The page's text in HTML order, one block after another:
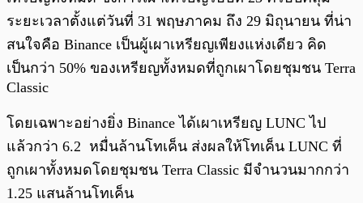
ระยะเวลาตั้งแต่วันที่ 31 พฤษภาคม ถึง 29 มิถุนายน ที่น่า
สนใจคือ Binance เป็นผู้เผาเหรียญเพียงแห่งเดียว คิด
เป็นกว่า 50% ของเหรียญทั้งหมดที่ถูกเผาโดยชุมชน Terra
Classic
โดยเฉพาะอย่างยิ่ง Binance ได้เผาเหรียญ LUNC ไป
แล้วกว่า 6.2 หมื่นล้านโทเค็น ส่งผลให้โทเค็น LUNC ที่
ถูกเผาทั้งหมดโดยชุมชน Terra Classic มีจำนวนมากกว่า
1.25 แสนล้านโทเค็น